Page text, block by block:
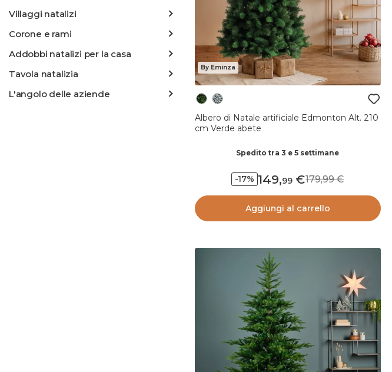
Villaggi natalizi
Corone e rami
Addobbi natalizi per la casa
Tavola natalizia
L'angolo delle aziende
By Eminza
Albero di Natale artificiale Edmonton Alt. 210
cm Verde abete
Spedito tra 3 e 5 settimane
-17% 149,99 179,99
Aggiungi al carrello